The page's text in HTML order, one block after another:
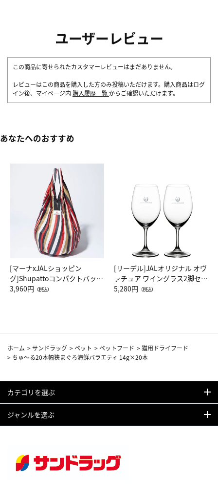
ユーザーレビュー
この商品に寄せられたカスタマーレビューはまだありません。
レビューはこの商品を購入した方のみ投稿いただけます。購入商品はログ
イン後、マイページ内 購入履歴一覧 からご確認いただけます。
あなたへのおすすめ
[マーナxJALショッピン
グ]Shupattoコンパクトバッグ
Drop JAL客室乗務員（LC）ス
3,960円 （税込）
[リーデル]JALオリジナル オヴ
ァチュア ワイングラス2脚セッ
ト（レッドワイン）
5,280円 （税込）
ホーム >サンドラッグ >ペット >ペットフード >猫用ドライフード
> ちゅ～る20本幅狭まぐろ海鮮バラエティ 14g×20本
カテゴリを選ぶ
ジャンルを選ぶ